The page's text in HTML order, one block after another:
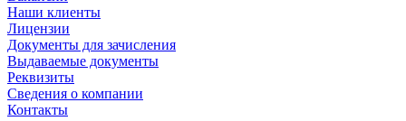
Наши клиенты
Лицензии
Документы для зачисления
Выдаваемые документы
Реквизиты
Сведения о компании
Контакты